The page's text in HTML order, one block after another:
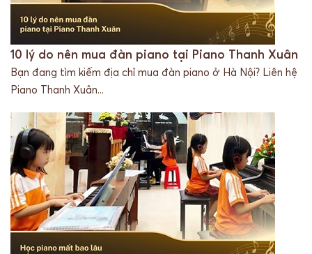
10 lý do nên mua đàn piano tại Piano Thanh Xuân
Bạn đang tìm kiếm địa chỉ mua đàn piano ở Hà Nội? Liên hệ
Piano Thanh Xuân...